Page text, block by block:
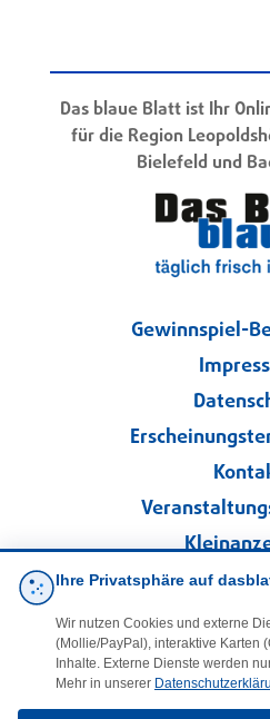
Das blaue Blatt ist Ihr
für die Region
Bielefeld und
Gewinnspiel-
Folgen
Ihre Privatsphäre auf
Wir nutzen Cookies und externe
(Mollie/PayPal), interaktive Karten
Inhalte. Externe Dienste werden
Mehr in unserer